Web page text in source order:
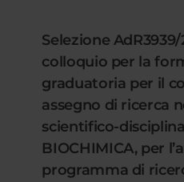
Selezione
colloquio per la
graduatoria per il
assegno di ricerca
scientifico-
BIOCHIMICA, per
programma di